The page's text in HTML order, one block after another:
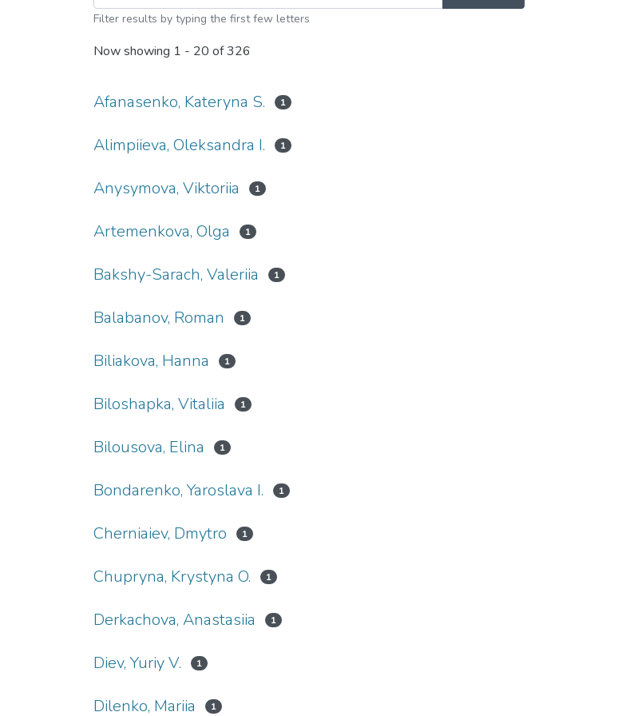
Filter results by typing the first few letters
Now showing 1 - 20 of 326
Afanasenko, Kateryna S. 1
Alimpiieva, Oleksandra І. 1
Anysymova, Viktoriia 1
Artemenkova, Olga 1
Bakshy-Sarach, Valeriia 1
Balabanov, Roman 1
Biliakova, Hanna 1
Biloshapka, Vitaliia 1
Bilousova, Elina 1
Bondarenko, Yaroslava I. 1
Cherniaiev, Dmytro 1
Chupryna, Krystyna O. 1
Derkachova, Anastasiia 1
Diev, Yuriy V. 1
Dilenko, Mariia 1